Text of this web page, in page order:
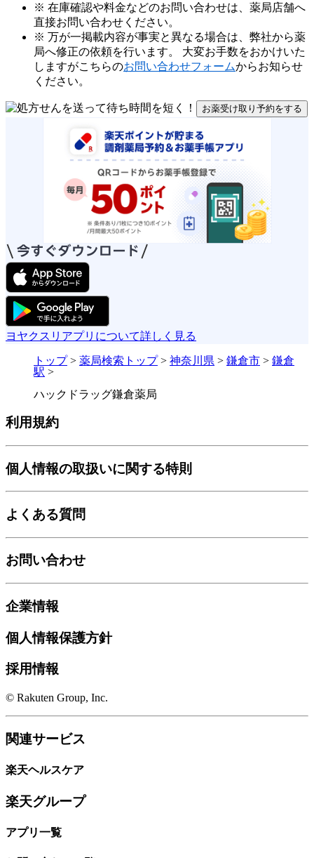
※ 在庫確認や料金などのお問い合わせは、薬局店舗へ
直接お問い合わせください。
※ 万が一掲載内容が事実と異なる場合は、弊社から薬
局へ修正の依頼を行います。 大変お手数をおかけいた
しますがこちらのお問い合わせフォームからお知らせ
ください。
お薬受け取り予約をする
ヨヤクスリアプリについて詳しく見る
トップ> 薬局検索トップ> 神奈川県 > 鎌倉市 > 鎌倉
駅 >
ハックドラッグ鎌倉薬局
利用規約
個人情報の取扱いに関する特則
よくある質問
お問い合わせ
企業情報
個人情報保護方針
採用情報
© Rakuten Group, Inc.
関連サービス
楽天ヘルスケア
楽天グループ
アプリ一覧